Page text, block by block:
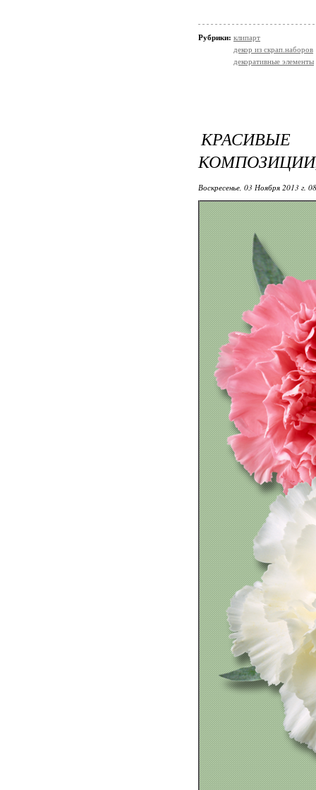
Рубрики: клипарт
декор из скрап.наборов
декоративные элементы
Воскресенье, 03 Ноября 2013 г.